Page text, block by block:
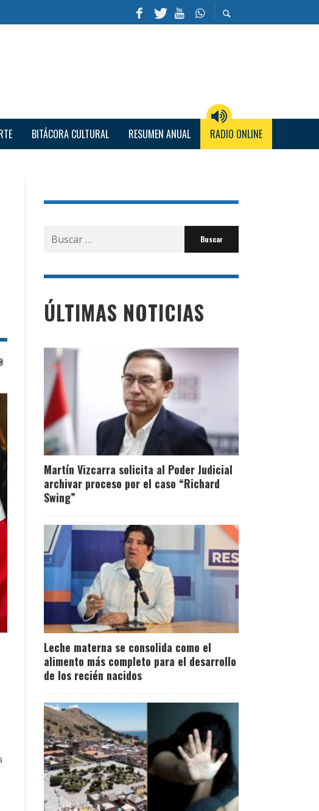
BITÁCORA CULTURAL RESUMEN ANUAL RADIO ONLINE
Buscar
por:
ÚLTIMAS NOTICIAS
Martín Vizcarra solicita al Poder Judicial
archivar proceso por el caso “Richard
Swing”
Leche materna se consolida como el
alimento más completo para el desarrollo
de los recién nacidos